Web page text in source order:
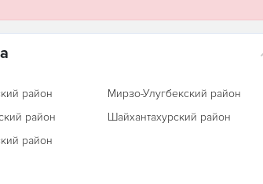
район
Мирзо-Улугбекский район
район
Шайхантахурский район
район